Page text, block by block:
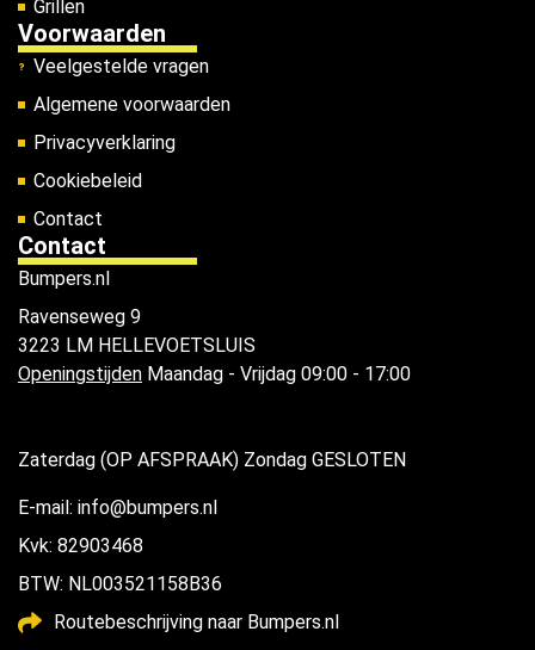
Grillen
Voorwaarden
Veelgestelde vragen
Algemene voorwaarden
Privacyverklaring
Cookiebeleid
Contact
Contact
Bumpers.nl
Ravenseweg 9
3223 LM HELLEVOETSLUIS
Openingstijden Maandag - Vrijdag 09:00 - 17:00
Zaterdag (OP AFSPRAAK) Zondag GESLOTEN
E-mail: info@bumpers.nl
Kvk: 82903468
BTW: NL003521158B36
Routebeschrijving naar Bumpers.nl